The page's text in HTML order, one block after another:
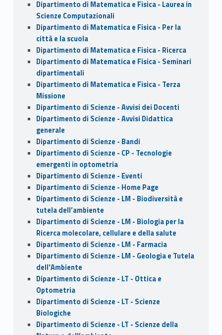
Dipartimento di Matematica e Fisica - Laurea in
Scienze Computazionali
Dipartimento di Matematica e Fisica - Per la
città e la scuola
Dipartimento di Matematica e Fisica - Ricerca
Dipartimento di Matematica e Fisica - Seminari
dipartimentali
Dipartimento di Matematica e Fisica - Terza
Missione
Dipartimento di Scienze - Avvisi dei Docenti
Dipartimento di Scienze - Avvisi Didattica
generale
Dipartimento di Scienze - Bandi
Dipartimento di Scienze - CP - Tecnologie
emergenti in optometria
Dipartimento di Scienze - Eventi
Dipartimento di Scienze - Home Page
Dipartimento di Scienze - LM - Biodiversità e
tutela dell’ambiente
Dipartimento di Scienze - LM - Biologia per la
Ricerca molecolare, cellulare e della salute
Dipartimento di Scienze - LM - Farmacia
Dipartimento di Scienze - LM - Geologia e Tutela
dell'Ambiente
Dipartimento di Scienze - LT - Ottica e
Optometria
Dipartimento di Scienze - LT - Scienze
Biologiche
Dipartimento di Scienze - LT - Scienze della